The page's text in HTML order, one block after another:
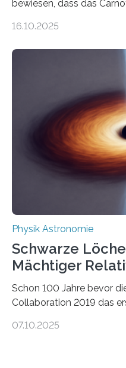
bewiesen, dass das
Größenordnung von
Quantenmotoren
Wissenschaftsjournal
die Herleitung. (DOI:
Verbrennungsmotoren
Wärmekraftmaschinen:
Energie in mechanische
ausgedrückt, Wärme in
quantenmechanischen
16.10.2025
Physik Astronomie
Schwarze
Mächtiger
Schon 100 Jahre bevor
Collaboration 2019 das
hatte der Astronom
07.10.2025